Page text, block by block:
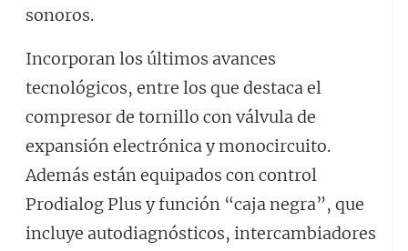
sonoros.
Incorporan los últimos avances
tecnológicos, entre los que destaca el
compresor de tornillo con válvula de
expansión electrónica y monocircuito.
Además están equipados con control
Prodialog Plus y función “caja negra”, que
incluye autodiagnósticos, intercambiadores